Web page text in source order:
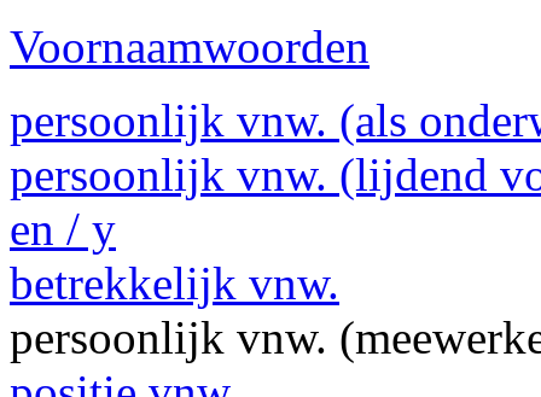
Voornaamwoorden
persoonlijk vnw. (als
persoonlijk vnw. (lijdend
en / y
betrekkelijk vnw.
persoonlijk vnw.